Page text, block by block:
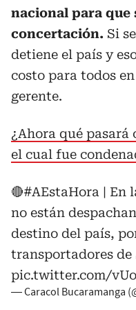
nacional para que
concertación. Si
detiene el país y
costo para todos
gerente.
¿Ahora qué pasará
el cual fue
🔴#AEstaHora | En
no están
destino del país,
transportadores de
pic.twitter.com/
— Caracol Bucaramanga